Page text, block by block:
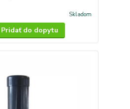
Skladom
Pridať do dopytu